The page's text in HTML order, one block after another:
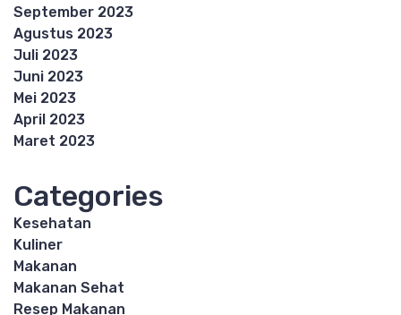
September 2023
Agustus 2023
Juli 2023
Juni 2023
Mei 2023
April 2023
Maret 2023
Categories
Kesehatan
Kuliner
Makanan
Makanan Sehat
Resep Makanan